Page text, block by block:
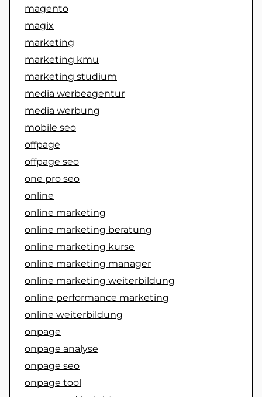
magento
magix
marketing
marketing kmu
marketing studium
media werbeagentur
media werbung
mobile seo
offpage
offpage seo
one pro seo
online
online marketing
online marketing beratung
online marketing kurse
online marketing manager
online marketing weiterbildung
online performance marketing
online weiterbildung
onpage
onpage analyse
onpage seo
onpage tool